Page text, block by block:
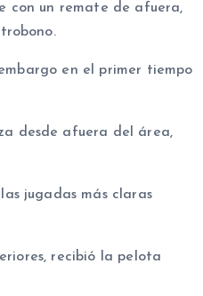
con un remate de afuera,
en el primer tiempo
desde afuera del área,
jugadas más claras
recibió la pelota